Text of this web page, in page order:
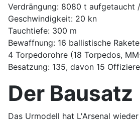
Verdrängung: 8080 t aufgetaucht
Geschwindigkeit: 20 kn
Tauchtiefe: 300 m
Bewaffnung: 16 ballistische
4 Torpedorohre (18 Torpedos,
Besatzung: 135, davon 15
Der Bausatz
Das Urmodell hat L'Arsenal